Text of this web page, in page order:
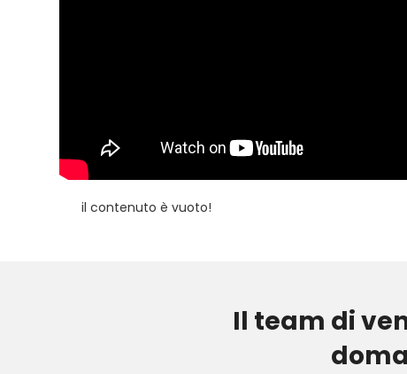
il contenuto è vuoto!
Il team di